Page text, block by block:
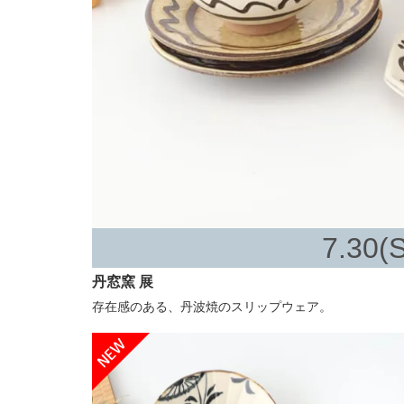
丹窓窯 展
存在感のある、丹波焼のスリップウェア。